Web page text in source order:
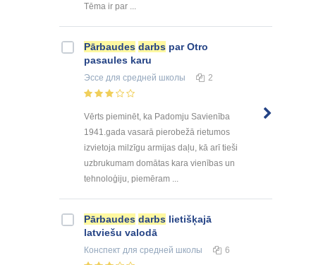
Tēma ir par ...
Pārbaudes darbs par Otro
pasaules karu
Эссе для средней школы 2
Vērts pieminēt, ka Padomju Savienība
1941.gada vasarā pierobežā rietumos
izvietoja milzīgu armijas daļu, kā arī tieši
uzbrukumam domātas kara vienības un
tehnoloģiju, piemēram ...
Pārbaudes darbs lietišķajā
latviešu valodā
Конспект для средней школы 6